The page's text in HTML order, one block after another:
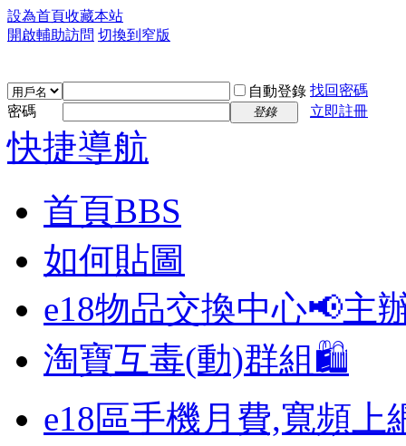
設為首頁收藏本站
開啟輔助訪問 切換到窄版
自動登錄 找回密碼
密碼
登錄 立即註冊
快捷導航
首頁BBS
如何貼圖
e18物品交換中心📢主
淘寶互毒(動)群組🛍️
e18區手機月費,寬頻上